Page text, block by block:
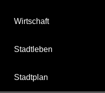
Wirtschaft
Stadtleben
Stadtplan